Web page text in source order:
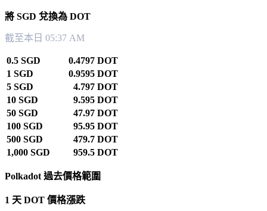
將 SGD 兌換為 DOT
截至本日 05:37 AM
0.5 SGD
0.4797 DOT
1 SGD
0.9595 DOT
5 SGD
4.797 DOT
10 SGD
9.595 DOT
50 SGD
47.97 DOT
100 SGD
95.95 DOT
500 SGD
479.7 DOT
1,000 SGD
959.5 DOT
Polkadot 過去價格範圍
1 天 DOT 價格漲跌